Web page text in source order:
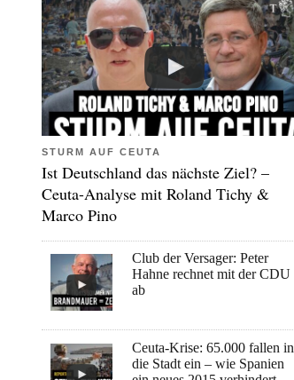
STURM AUF CEUTA
Ist Deutschland das nächste Ziel? –
Ceuta-Analyse mit Roland Tichy &
Marco Pino
Club der Versager: Peter
Hahne rechnet mit der CDU
ab
Ceuta-Krise: 65.000 fallen in
die Stadt ein – wie Spanien